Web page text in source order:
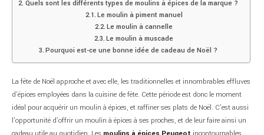
Quels sont les différents types de moulins à épices de la marque ?
Le moulin à piment manuel
Le moulin à cannelle
Le moulin à muscade
Pourquoi est-ce une bonne idée de cadeau de Noël ?
La fête de Noël approche et avec elle, les traditionnelles et innombrables effluves
d’épices employées dans la cuisine de fête. Cette période est donc le moment
idéal pour acquérir un moulin à épices, et raffiner ses plats de Noël. C’est aussi
l’opportunité d’offrir un moulin à épices à ses proches, et de leur faire ainsi un